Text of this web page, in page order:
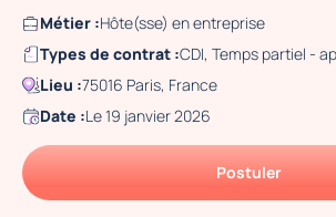
Métier :Hôte(sse) en entreprise
Types de contrat :CDI, Temps partiel -
Lieu :75016 Paris, France
Date :Le 19 janvier 2026
Postuler